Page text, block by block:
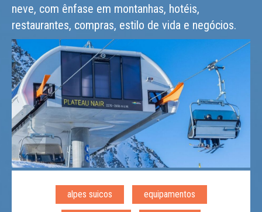
neve, com ênfase em montanhas, hotéis,
restaurantes, compras, estilo de vida e negócios.
alpes suicos equipamentos